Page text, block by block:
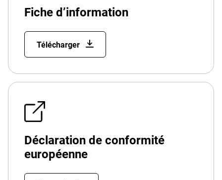
Fiche d’information
Télécharger
Déclaration de conformité
européenne